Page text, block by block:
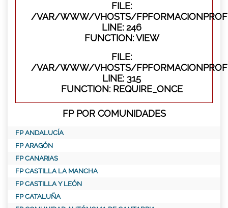
FILE:
/VAR/WWW/VHOSTS/
LINE: 246
FUNCTION: VIEW
FILE:
/VAR/WWW/VHOSTS/
LINE: 315
FUNCTION: REQUIRE_ONCE
FP POR COMUNIDADES
FP ANDALUCÍA
FP ARAGÓN
FP CANARIAS
FP CASTILLA LA MANCHA
FP CASTILLA Y LEÓN
FP CATALUÑA